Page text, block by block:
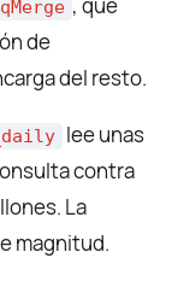
, que
de
del resto.
lee unas
contra
La
magnitud.